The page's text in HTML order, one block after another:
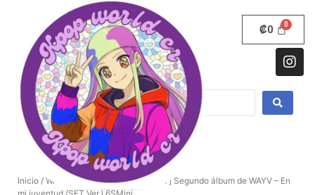
₡0
Inicio / WAYV
/ [Álbum inteligente][SET] Segundo álbum de WAYV – En